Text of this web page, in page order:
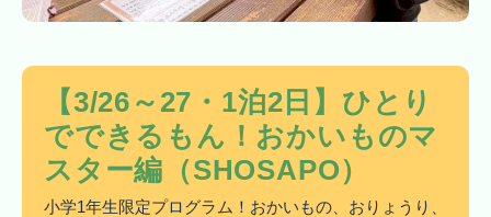
【3/26～27・1泊2日】ひとり
でできるもん！おかいものマ
スター編（SHOSAPO）
小学1年生限定プログラム！おかいもの、おりょうり、